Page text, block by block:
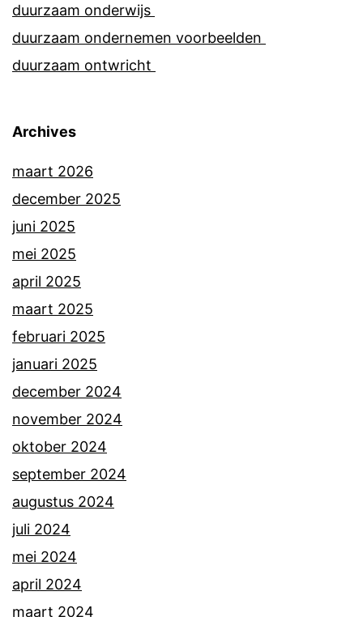
duurzaam onderwijs
duurzaam ondernemen voorbeelden
duurzaam ontwricht
Archives
maart 2026
december 2025
juni 2025
mei 2025
april 2025
maart 2025
februari 2025
januari 2025
december 2024
november 2024
oktober 2024
september 2024
augustus 2024
juli 2024
mei 2024
april 2024
maart 2024